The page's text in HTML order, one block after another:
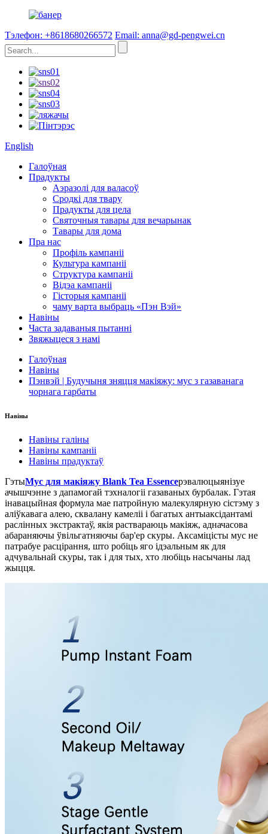
Тэлефон: +8618680266572 Email: anna@gd-pengwei.cn
English
Галоўная
Прадукты
Аэразолі для валасоў
Сродкі для твару
Прадукты для цела
Святочныя тавары для вечарынак
Тавары для дома
Пра нас
Профіль кампаніі
Культура кампаніі
Структура кампаніі
Відэа кампаніі
Гісторыя кампаніі
чаму варта выбраць «Пэн Вэй»
Навіны
Часта задаваныя пытанні
Звяжыцеся з намі
Галоўная
Навіны
Пэнвэй | Будучыня зняцця макіяжу: мус з газаванага
чорнага гарбаты
Навіны
Навіны галіны
Навіны кампаніі
Навіны прадуктаў
ГэтыМус для макіяжу Blank Tea Essenceрэвалюцыянізуе
ачышчэнне з дапамогай тэхналогіі газаваных бурбалак. Гэтая
інавацыйная формула мае патройную малекулярную сістэму з
аліўкавага алею, сквалану камеліі і багатых антыаксідантамі
раслінных экстрактаў, якія раствараюць макіяж, адначасова
абараняючы ўвільгатняючы бар'ер скуры. Аксаміцісты мус не
патрабуе расцірання, што робіць яго ідэальным як для
адчувальнай скуры, так і для тых, хто любіць насычаны лад
жыцця.